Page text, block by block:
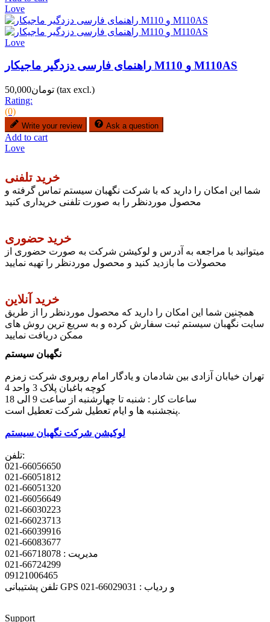
Love
Love
راهنمای فارسی دزدگیر ماجیکار M110 و M110AS
تومان50,000 (tax excl.)
Rating:
(0)
Write your review Ask a question
Add to cart
Love
خرید تلفنی
شما این امکان را دارید که با شرکت نگهبان سیستم تماس گرفته و
محصول موردنظر را به صورت تلفنی خریداری کنید
خرید حضوری
میتوانید با مراجعه به آدرس و لوکیشن شرکت به صورت حضوری از
محصولات ما بازدید کنید و محصول موردنظر را تهیه نمایید
خرید آنلاین
همچنین شما این امکان را دارید که محصول موردنظر را از طریق
سایت نگهبان سیستم ثبت سفارش کرده و به سریع ترین روش های
ممکن دریافت نمایید
نگهبان سیستم
تهران خیابان آزادی بین شادمان و یادگار امام روبروی شرکت زمزم
کوچه باغبان پلاک 3 واحد 4
پنجشنبه ها و ایام تعطیل شرکت تعطیل است.
لوکیشن شرکت نگهبان سیستم
تلفن:
021-66056650
021-66051812
021-66051320
021-66056649
021-66030223
021-66023713
021-66039916
021-66083677
مدیریت : 66718078-021
021-66724299
09121006465
تلفن پشتیبانی GPS و ردیاب : 66029031-021
Support